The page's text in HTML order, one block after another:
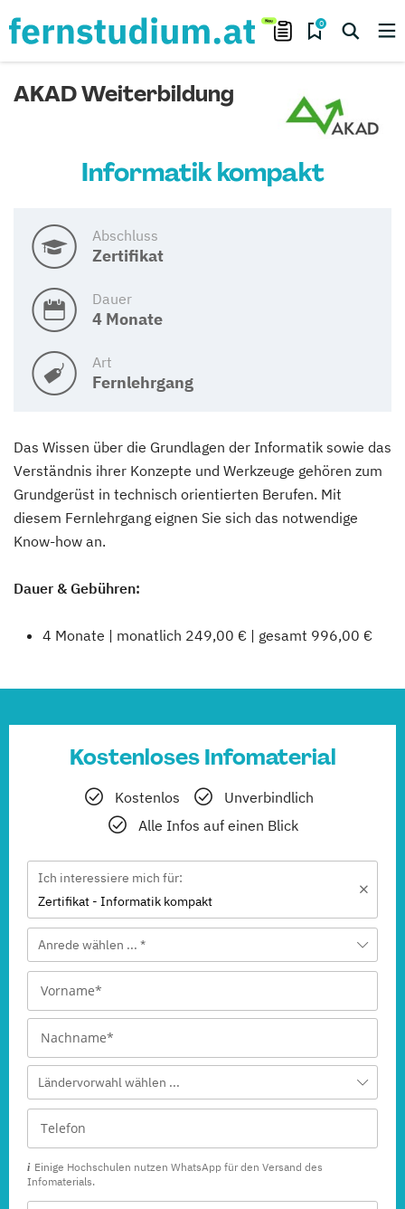
0
AKAD Weiterbildung
Informatik kompakt
Abschluss
Zertifikat
Dauer
4 Monate
Art
Fernlehrgang
Das Wissen über die Grundlagen der Informatik sowie das
Verständnis ihrer Konzepte und Werkzeuge gehören zum
Grundgerüst in technisch orientierten Berufen. Mit
diesem Fernlehrgang eignen Sie sich das notwendige
Know-how an.
Dauer & Gebühren:
4 Monate | monatlich 249,00 € | gesamt 996,00 €
Kostenloses Infomaterial
Kostenlos
Unverbindlich
Alle Infos auf einen Blick
Ich interessiere mich für:
Zertifikat - Informatik kompakt
Anrede wählen ... *
Ländervorwahl wählen ...
Einige Hochschulen nutzen WhatsApp für den Versand des
Infomaterials.